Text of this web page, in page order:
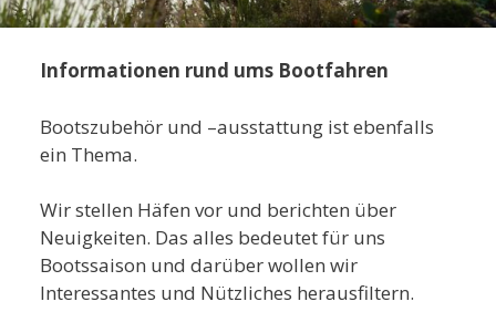
Informationen rund ums Bootfahren
Bootszubehör und –ausstattung ist ebenfalls
ein Thema.
Wir stellen Häfen vor und berichten über
Neuigkeiten. Das alles bedeutet für uns
Bootssaison und darüber wollen wir
Interessantes und Nützliches herausfiltern.